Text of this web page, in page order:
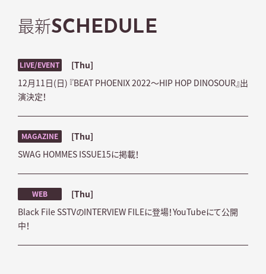
最新SCHEDULE
LIVE/EVENT
[Thu]
12月11日(日) 『BEAT PHOENIX 2022～HIP HOP DINOSOUR』出
演決定！
MAGAZINE
[Thu]
SWAG HOMMES ISSUE15に掲載！
WEB
[Thu]
Black File SSTVのINTERVIEW FILEに登場！YouTubeにて公開
中！